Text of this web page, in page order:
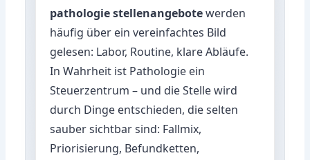
pathologie stellenangebotewerden
häufig über ein vereinfachtes Bild
gelesen: Labor, Routine, klare Abläufe.
In Wahrheit ist Pathologie ein
Steuerzentrum – und die Stelle wird
durch Dinge entschieden, die selten
sauber sichtbar sind: Fallmix,
Priorisierung, Befundketten,